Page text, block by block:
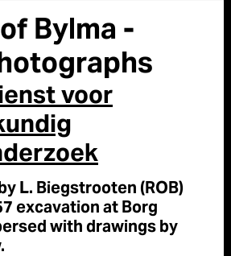
Bylma -
voor
L. Biegstrooten (ROB)
excavation at Borg
with drawings by